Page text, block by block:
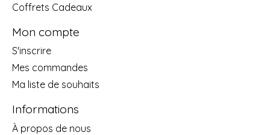
Coffrets Cadeaux
Mon compte
S'inscrire
Mes commandes
Ma liste de souhaits
Informations
À propos de nous